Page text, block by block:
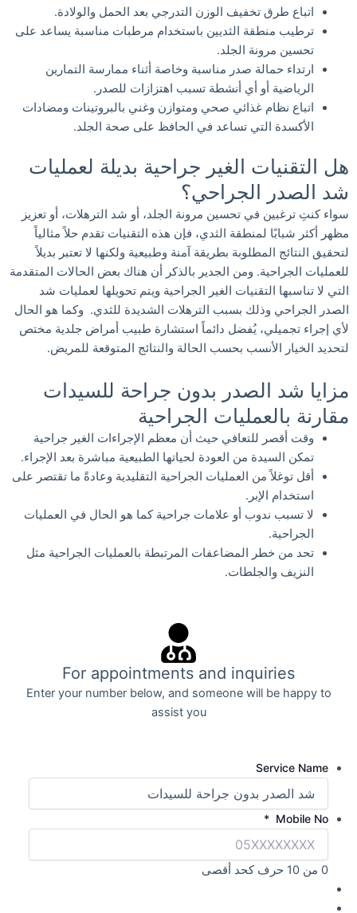
اتباع طرق تخفيف الوزن التدرجي بعد الحمل والولادة.
ترطيب منطقة الثديين باستخدام مرطبات مناسبة يساعد على
تحسين مرونة الجلد.
ارتداء حمالة صدر مناسبة وخاصة أثناء ممارسة التمارين
الرياضية أو أي أنشطة تسبب اهتزازات للصدر.
اتباع نظام غذائي صحي ومتوازن وغني بالبروتينات ومضادات
الأكسدة التي تساعد في الحافظ على صحة الجلد.
هل التقنيات الغير جراحية بديلة لعمليات
شد الصدر الجراحي؟
سواء كنتِ ترغبين في تحسين مرونة الجلد، أو شد الترهلات، أو تعزيز
مظهر أكثر شبابًا لمنطقة الثدي، فإن هذه التقنيات تقدم حلاً مثالياً
لتحقيق النتائج المطلوبة بطريقة آمنة وطبيعية ولكنها لا تعتبر بديلاً
للعمليات الجراحية. ومن الجدير بالذكر أن هناك بعض الحالات المتقدمة
التي لا تناسبها التقنيات الغير الجراحية ويتم تحويلها لعمليات شد
الصدر الجراحي وذلك بسبب الترهلات الشديدة للثدي. وكما هو الحال
لأي إجراء تجميلي، يُفضل دائماً استشارة طبيب أمراض جلدية مختص
لتحديد الخيار الأنسب بحسب الحالة والنتائج المتوقعة للمريض.
مزايا شد الصدر بدون جراحة للسيدات
مقارنة بالعمليات الجراحية
وقت أقصر للتعافي حيث أن معظم الإجراءات الغير جراحية
تمكن السيدة من العودة لحياتها الطبيعية مباشرة بعد الإجراء.
أقل توغلاً من العمليات الجراحية التقليدية وعادةً ما تقتصر على
استخدام الإبر.
لا تسبب ندوب أو علامات جراحية كما هو الحال في العمليات
الجراحية.
تحد من خطر المضاعفات المرتبطة بالعمليات الجراحية مثل
النزيف والجلطات.
For appointments and inquiries
Enter your number below, and someone will be happy to
assist you
Service Name
Mobile No
*
0 من 10 حرف كحد أقصى